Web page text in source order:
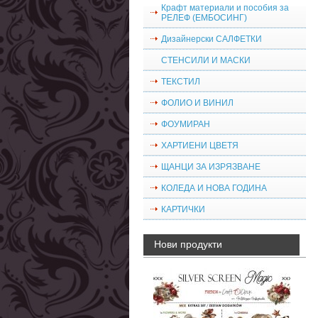
Крафт материали и пособия за
РЕЛЕФ (ЕМБОСИНГ)
Дизайнерски САЛФЕТКИ
СТЕНСИЛИ И МАСКИ
ТЕКСТИЛ
ФОЛИО И ВИНИЛ
ФОУМИРАН
ХАРТИЕНИ ЦВЕТЯ
ЩАНЦИ ЗА ИЗРЯЗВАНЕ
КОЛЕДА И НОВА ГОДИНА
КАРТИЧКИ
Нови продукти